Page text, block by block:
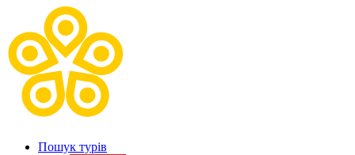
Пошук турів